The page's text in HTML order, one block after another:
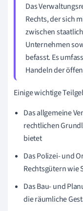
Das
Rechts, der sich
zwischen
Unternehmen
befasst. Es
Handeln der
Einige wichtige
Das allgemeine
rechtlichen
bietet
Das Polizei- und
Rechtsgütern wie
Das Bau- und
die räumliche